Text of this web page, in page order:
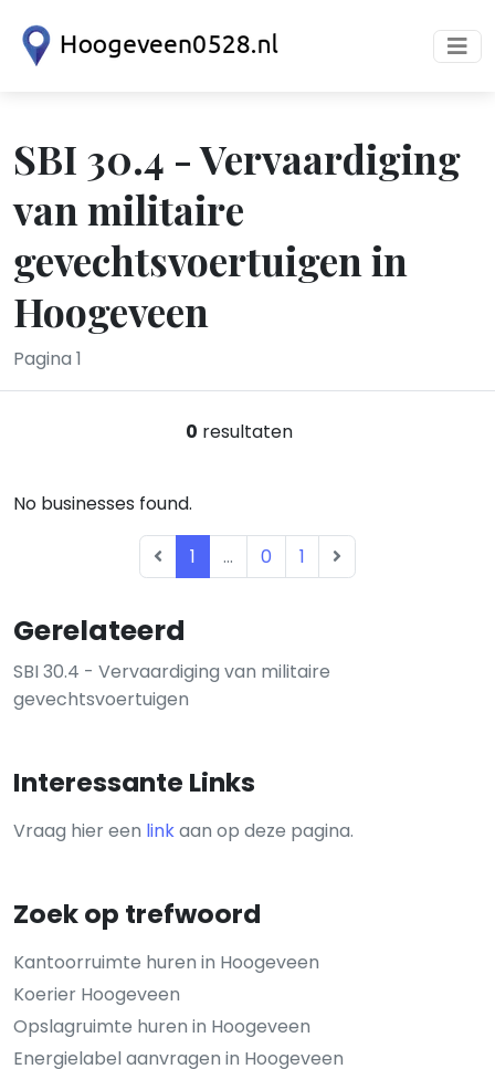
SBI 30.4 - Vervaardiging
van militaire
gevechtsvoertuigen in
Hoogeveen
Pagina 1
Gerelateerd
SBI 30.4 - Vervaardiging van militaire
gevechtsvoertuigen
Interessante Links
Vraag hier een linkaan op deze pagina.
Zoek op trefwoord
Kantoorruimte huren in Hoogeveen
Koerier Hoogeveen
Opslagruimte huren in Hoogeveen
Energielabel aanvragen in Hoogeveen
0 resultaten
No businesses found.
1 ... 0 1